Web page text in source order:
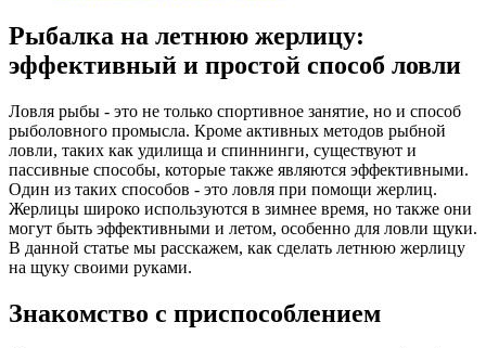
Рыбалка на летнюю жерлицу:
эффективный и простой способ ловли
Ловля рыбы - это не только спортивное занятие, но и способ
рыболовного промысла. Кроме активных методов рыбной
ловли, таких как удилища и спиннинги, существуют и
пассивные способы, которые также являются эффективными.
Один из таких способов - это ловля при помощи жерлиц.
Жерлицы широко используются в зимнее время, но также они
могут быть эффективными и летом, особенно для ловли щуки.
В данной статье мы расскажем, как сделать летнюю жерлицу
на щуку своими руками.
Знакомство с приспособлением